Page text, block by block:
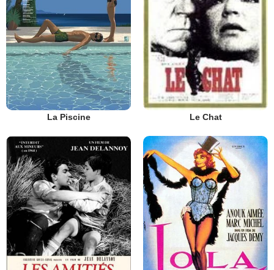
La Piscine Le Chat